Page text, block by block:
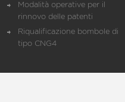
Modalità operative per il
rinnovo delle patenti
Riqualificazione bombole di
tipo CNG4